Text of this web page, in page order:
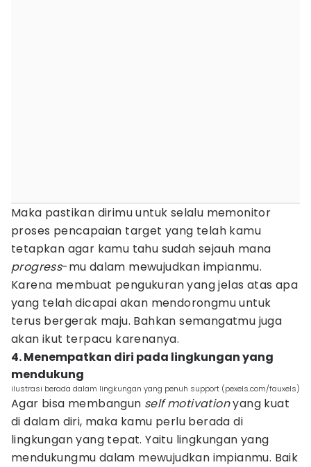
Maka pastikan dirimu untuk selalu memonitor
proses pencapaian target yang telah kamu
tetapkan agar kamu tahu sudah sejauh mana
progress-mu dalam mewujudkan impianmu.
Karena membuat pengukuran yang jelas atas apa
yang telah dicapai akan mendorongmu untuk
terus bergerak maju. Bahkan semangatmu juga
akan ikut terpacu karenanya.
4. Menempatkan diri pada lingkungan yang
mendukung
ilustrasi berada dalam lingkungan yang penuh support (pexels.com/fauxels)
Agar bisa membangun self motivationyang kuat
di dalam diri, maka kamu perlu berada di
lingkungan yang tepat. Yaitu lingkungan yang
mendukungmu dalam mewujudkan impianmu. Baik